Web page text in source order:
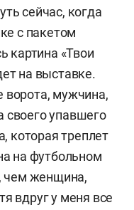
сейчас, когда
с пакетом
картина «Твои
на выставке.
мужчина,
упавшего
которая треплет
на футбольном
чем женщина,
вдруг у меня все